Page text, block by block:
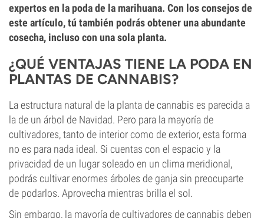
expertos en la poda de la marihuana. Con los consejos de
este artículo, tú también podrás obtener una abundante
cosecha, incluso con una sola planta.
¿QUÉ VENTAJAS TIENE LA PODA EN
PLANTAS DE CANNABIS?
La estructura natural de la planta de cannabis es parecida a
la de un árbol de Navidad. Pero para la mayoría de
cultivadores, tanto de interior como de exterior, esta forma
no es para nada ideal. Si cuentas con el espacio y la
privacidad de un lugar soleado en un clima meridional,
podrás cultivar enormes árboles de ganja sin preocuparte
de podarlos. Aprovecha mientras brilla el sol.
Sin embargo, la mayoría de cultivadores de cannabis deben